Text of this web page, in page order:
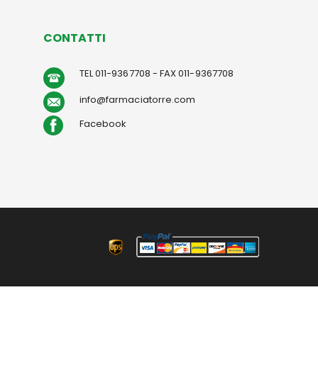
CONTATTI
TEL 011-9367708 - FAX 011-9367708
info@farmaciatorre.com
Facebook